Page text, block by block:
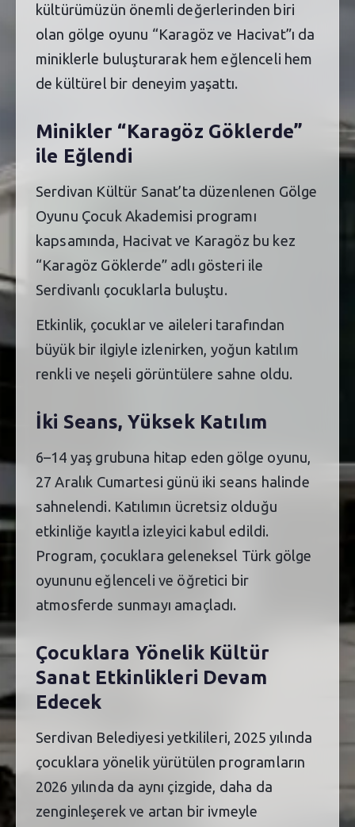
kültürümüzün önemli değerlerinden biri
olan gölge oyunu “Karagöz ve Hacivat”ı da
miniklerle buluşturarak hem eğlenceli hem
de kültürel bir deneyim yaşattı.
Minikler “Karagöz Göklerde”
ile Eğlendi
Serdivan Kültür Sanat’ta düzenlenen Gölge
Oyunu Çocuk Akademisi programı
kapsamında, Hacivat ve Karagöz bu kez
“Karagöz Göklerde” adlı gösteri ile
Serdivanlı çocuklarla buluştu.
Etkinlik, çocuklar ve aileleri tarafından
büyük bir ilgiyle izlenirken, yoğun katılım
renkli ve neşeli görüntülere sahne oldu.
İki Seans, Yüksek Katılım
6–14 yaş grubuna hitap eden gölge oyunu,
27 Aralık Cumartesi günü iki seans halinde
sahnelendi. Katılımın ücretsiz olduğu
etkinliğe kayıtla izleyici kabul edildi.
Program, çocuklara geleneksel Türk gölge
oyununu eğlenceli ve öğretici bir
atmosferde sunmayı amaçladı.
Çocuklara Yönelik Kültür
Sanat Etkinlikleri Devam
Edecek
Serdivan Belediyesi yetkilileri, 2025 yılında
çocuklara yönelik yürütülen programların
2026 yılında da aynı çizgide, daha da
zenginleşerek ve artan bir ivmeyle